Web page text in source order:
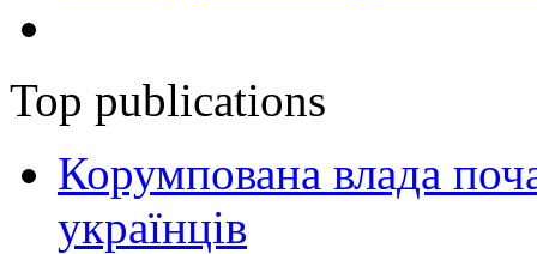
Top publications
Корумпована влада
українців